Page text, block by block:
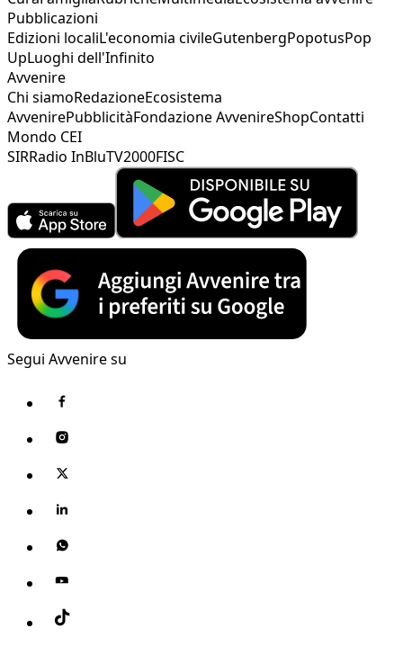
Pubblicazioni
Edizioni localiL'economia civileGutenbergPopotusPop
UpLuoghi dell'Infinito
Avvenire
Chi siamoRedazioneEcosistema
AvvenirePubblicitàFondazione AvvenireShopContatti
Mondo CEI
SIRRadio InBluTV2000FISC
Segui Avvenire su